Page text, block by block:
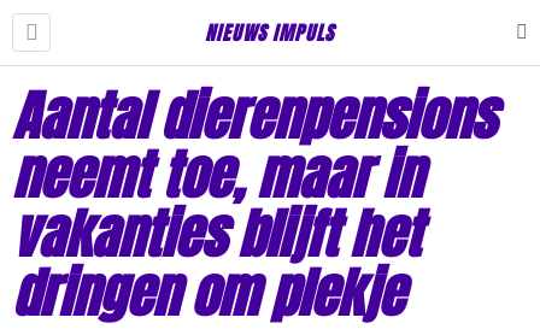
NIEUWS IMPULS
Aantal dierenpensions
neemt toe, maar in
vakanties blijft het
dringen om plekje